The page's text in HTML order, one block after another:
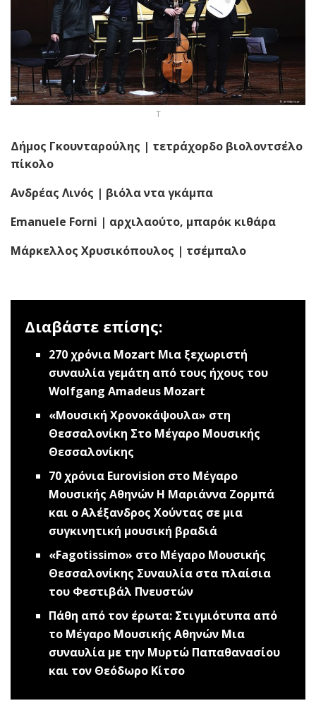
Τ
Δήμος Γκουνταρούλης | τετράχορδο βιολοντσέλο
πίκολο
Ανδρέας Λινός | βιόλα ντα γκάμπα
Emanuele Forni | αρχιλαούτο, μπαρόκ κιθάρα
Μάρκελλος Χρυσικόπουλος | τσέμπαλο
Διαβάστε επίσης:
270 χρόνια Μοzart Μια ξεχωριστή
συναυλία γεμάτη από τους ήχους του
Wolfgang Amadeus Mozart
«Μουσική Χρονοκάψουλα» στη
Θεσσαλονίκη Στο Μέγαρο Μουσικής
Θεσσαλονίκης
70 χρόνια Eurovision στο Μέγαρο
Μουσικής Αθηνών Η Μαριάννα Ζορμπά
και ο Αλέξανδρος Χούντας σε μια
συγκινητική μουσική βραδιά
«Fagotissimo» στο Μέγαρο Μουσικής
Θεσσαλονίκης Συναυλία στα πλαίσια
του Φεστιβάλ Πνευστών
Πάθη από τον έρωτα: Στιγμιότυπα από
το Μέγαρο Μουσικής Αθηνών Μια
συναυλία με την Μυρτώ Παπαθανασίου
και τον Θεόδωρο Κίτσο